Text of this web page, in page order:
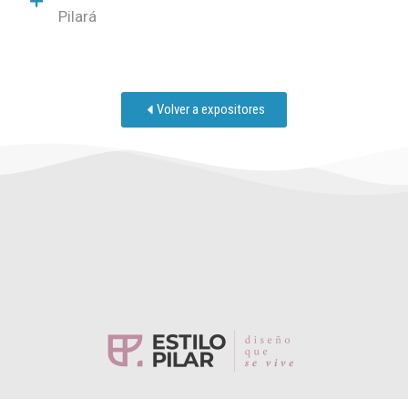
Pilará
Volver a expositores